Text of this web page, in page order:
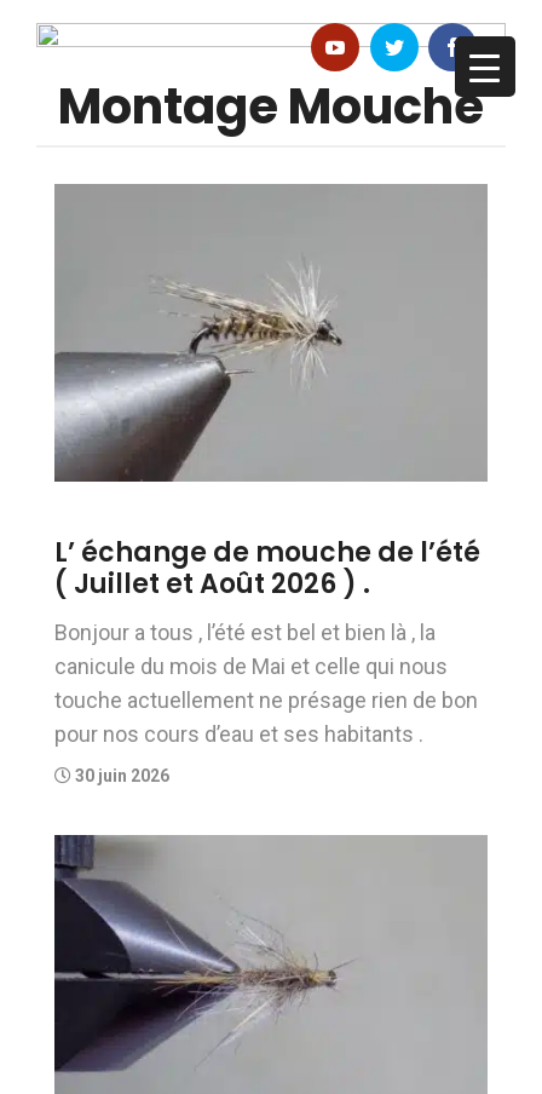
Montage Mouche
L’ échange de mouche de l’été
( Juillet et Août 2026 ) .
Bonjour a tous , l’été est bel et bien là , la
canicule du mois de Mai et celle qui nous
touche actuellement ne présage rien de bon
pour nos cours d’eau et ses habitants .
30 juin 2026